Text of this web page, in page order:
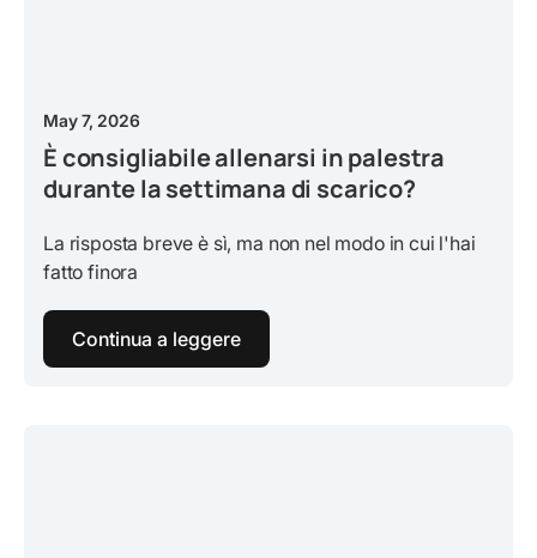
May 7, 2026
È consigliabile allenarsi in palestra
durante la settimana di scarico?
La risposta breve è sì, ma non nel modo in cui l'hai
fatto finora
Continua a leggere